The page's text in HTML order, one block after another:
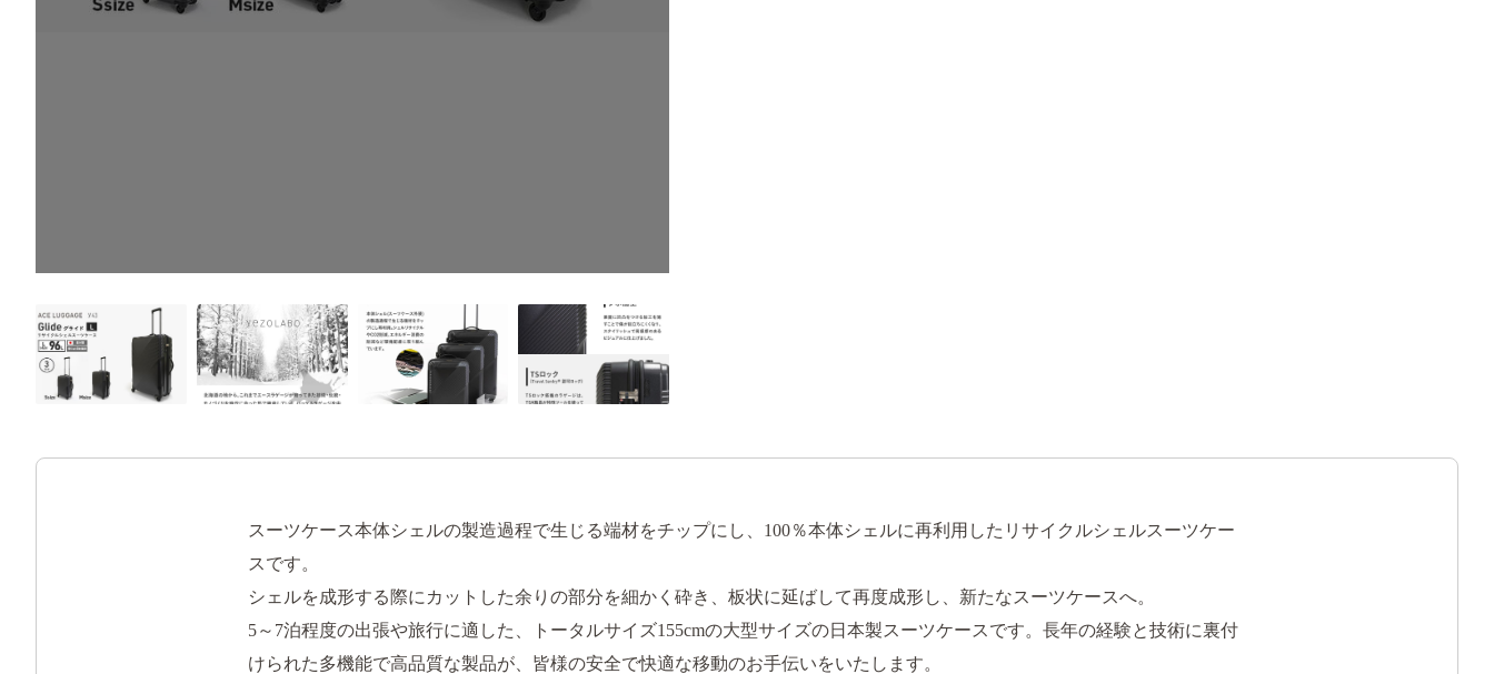
スーツケース本体シェルの製造過程で生じる端材をチップにし、100％本体シェルに再利用したリサイクルシェルスーツケー
スです。
シェルを成形する際にカットした余りの部分を細かく砕き、板状に延ばして再度成形し、新たなスーツケースへ。
5～7泊程度の出張や旅行に適した、トータルサイズ155cmの大型サイズの日本製スーツケースです。長年の経験と技術に裏付
けられた多機能で高品質な製品が、皆様の安全で快適な移動のお手伝いをいたします。